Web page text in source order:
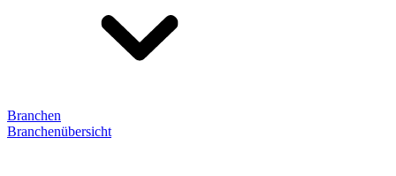
Branchen
Branchenübersicht